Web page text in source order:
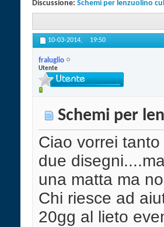
Discussione: Schemi per lenzuolino
10-03-2014, 19:50
fraluglio
Utente
Schemi per
Ciao vorrei
due
una matta ma
Chi riesce ad
20gg al lieto